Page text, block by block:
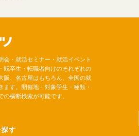
会・就活セミナー・就活イベント
既卒生・転職者向けのそれぞれの
阪、名古屋はもちろん、全国の就
ます。開催地・対象学生・種類・
横断検索が可能です。
す